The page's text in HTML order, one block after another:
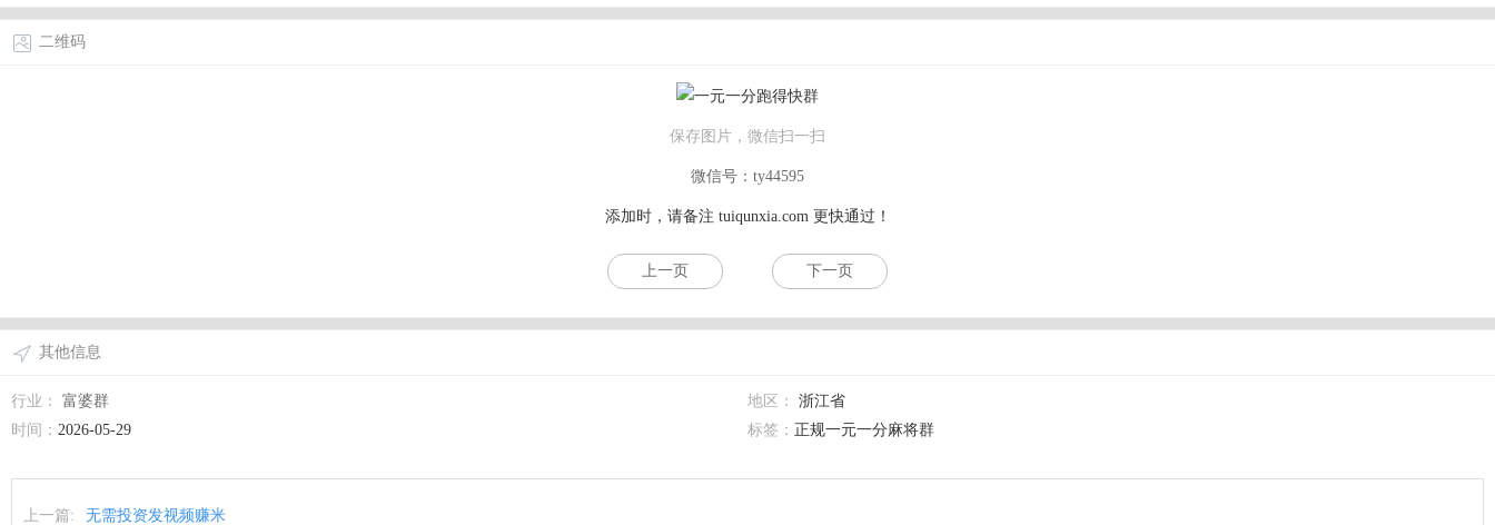
二维码
保存图片，微信扫一扫
微信号：ty44595
添加时，请备注 tuiqunxia.com更快通过！
上一页 下一页
其他信息
行业： 富婆群 地区：
浙江省
时间： 2026-05-29 标签： 正规一元一分麻将群
上一篇: 无需投资发视频赚米